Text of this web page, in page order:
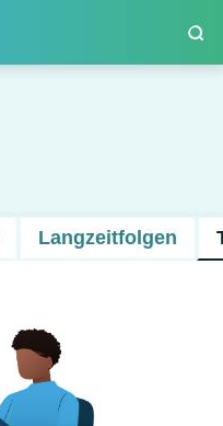
Langzeitfolgen